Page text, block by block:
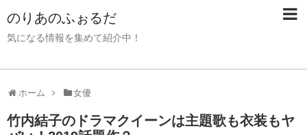
のりあのふぉるだ
気になる情報を集めて紹介中！
ホーム 女優
竹内結子のドラマクイーンは主題歌も衣装もヤ